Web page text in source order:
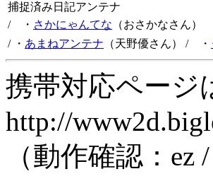
捕捉済み日記アンテナ
/ ・ さかにゃんてな （おさかなさん）
/ ・ あまねアンテナ （天野優さん） / ・
携帯対応ページ
http://
（動作確認：